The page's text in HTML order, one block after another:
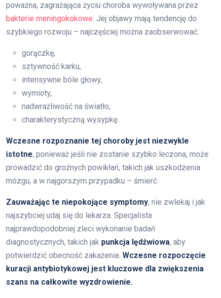
poważna, zagrażająca życiu choroba wywoływana przez
bakterie meningokokowe. Jej objawy mają tendencję do
szybkiego rozwoju – najczęściej można zaobserwować:
gorączkę,
sztywność karku,
intensywne bóle głowy,
wymioty,
nadwrażliwość na światło,
charakterystyczną wysypkę.
Wczesne rozpoznanie tej choroby jest niezwykle
istotne, ponieważ jeśli nie zostanie szybko leczona, może
prowadzić do groźnych powikłań, takich jak uszkodzenia
mózgu, a w najgorszym przypadku – śmierć.
Zauważając te niepokojące symptomy, nie zwlekaj i jak
najszybciej udaj się do lekarza. Specjalista
najprawdopodobniej zleci wykonanie badań
diagnostycznych, takich jak punkcja lędźwiowa, aby
potwierdzić obecność zakażenia. Wczesne rozpoczęcie
kuracji antybiotykowej jest kluczowe dla zwiększenia
szans na całkowite wyzdrowienie.